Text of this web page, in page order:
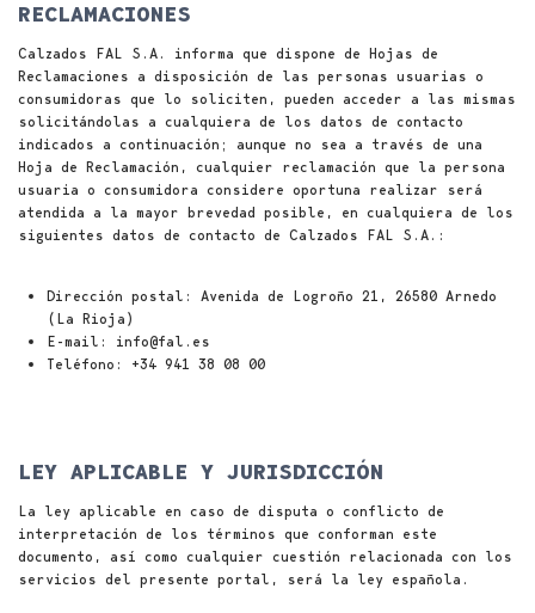
RECLAMACIONES
Calzados FAL S.A. informa que dispone de Hojas de
Reclamaciones a disposición de las personas usuarias o
consumidoras que lo soliciten, pueden acceder a las mismas
solicitándolas a cualquiera de los datos de contacto
indicados a continuación; aunque no sea a través de una
Hoja de Reclamación, cualquier reclamación que la persona
usuaria o consumidora considere oportuna realizar será
atendida a la mayor brevedad posible, en cualquiera de los
siguientes datos de contacto de Calzados FAL S.A.:
Dirección postal: Avenida de Logroño 21, 26580 Arnedo
(La Rioja)
E-mail: info@fal.es
Teléfono: +34 941 38 08 00
LEY APLICABLE Y JURISDICCIÓN
La ley aplicable en caso de disputa o conflicto de
interpretación de los términos que conforman este
documento, así como cualquier cuestión relacionada con los
servicios del presente portal, será la ley española.